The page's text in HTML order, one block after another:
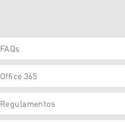
FAQs
Office 365
Regulamentos